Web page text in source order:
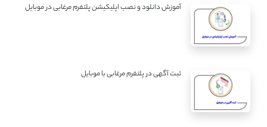
آموزش دانلود و نصب اپلیکیشن پلتفرم مرغابی در موبایل
ثبت آگهی در پلتفرم مرغابی با موبایل